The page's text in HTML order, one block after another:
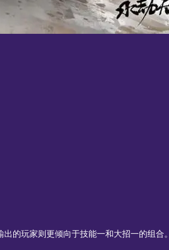
的玩家则更倾向于技能一和大招一的组合。